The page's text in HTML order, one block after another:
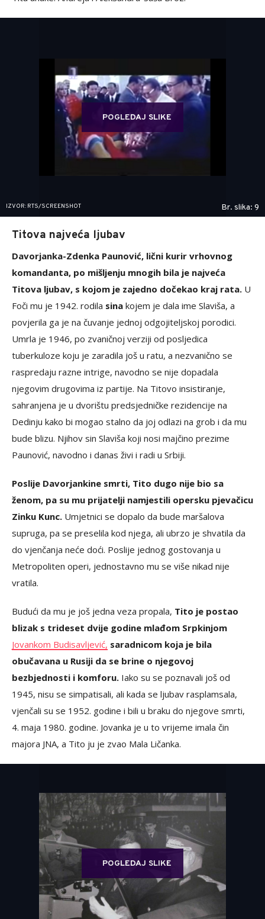
POGLEDAJ SLIKE
IZVOR: RTS/SCREENSHOT Br. slika: 9
Titova najveća ljubav
Davorjanka-Zdenka Paunović, lični kurir vrhovnog
komandanta, po mišljenju mnogih bila je najveća
Titova ljubav, s kojom je zajedno dočekao kraj rata. U
Foči mu je 1942. rodila sina kojem je dala ime Slaviša, a
povjerila ga je na čuvanje jednoj odgojiteljskoj porodici.
Umrla je 1946, po zvaničnoj verziji od posljedica
tuberkuloze koju je zaradila još u ratu, a nezvanično se
raspredaju razne intrige, navodno se nije dopadala
njegovim drugovima iz partije. Na Titovo insistiranje,
sahranjena je u dvorištu predsjedničke rezidencije na
Dedinju kako bi mogao stalno da joj odlazi na grob i da mu
bude blizu. Njihov sin Slaviša koji nosi majčino prezime
Paunović, navodno i danas živi i radi u Srbiji.
Poslije Davorjankine smrti, Tito dugo nije bio sa
ženom, pa su mu prijatelji namjestili opersku pjevačicu
Zinku Kunc. Umjetnici se dopalo da bude maršalova
supruga, pa se preselila kod njega, ali ubrzo je shvatila da
do vjenčanja neće doći. Poslije jednog gostovanja u
Metropoliten operi, jednostavno mu se više nikad nije
vratila.
Budući da mu je još jedna veza propala, Tito je postao
blizak s trideset dvije godine mlađom Srpkinjom
Jovankom Budisavljević, saradnicom koja je bila
obučavana u Rusiji da se brine o njegovoj
bezbjednosti i komforu. Iako su se poznavali još od
1945, nisu se simpatisali, ali kada se ljubav rasplamsala,
vjenčali su se 1952. godine i bili u braku do njegove smrti,
4. maja 1980. godine. Jovanka je u to vrijeme imala čin
majora JNA, a Tito ju je zvao Mala Ličanka.
POGLEDAJ SLIKE